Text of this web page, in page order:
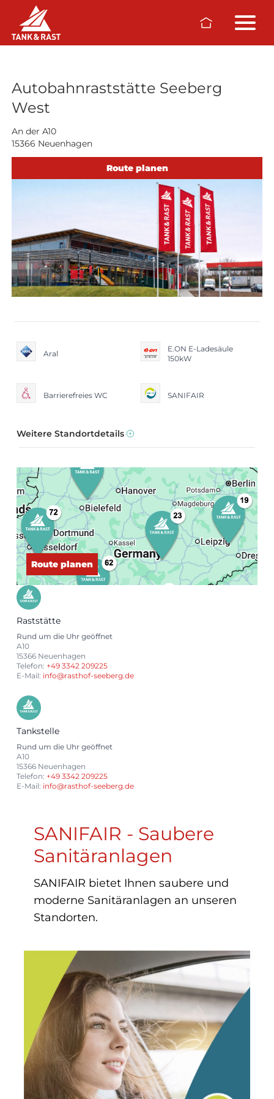
Skip to main content
Raststätten
Autobahnraststätte Seeberg
West
An der A10
15366 Neuenhagen
Route planen
Aral
E.ON E-Ladesäule
150kW
Barrierefreies WC SANIFAIR
Weitere Standortdetails
Route planen
Raststätte
Rund um die Uhr geöffnet
A10
15366 Neuenhagen
Telefon: +49 3342 209225
E-Mail: info@rasthof-seeberg.de
Tankstelle
Rund um die Uhr geöffnet
A10
15366 Neuenhagen
Telefon: +49 3342 209225
E-Mail: info@rasthof-seeberg.de
SANIFAIR - Saubere
Sanitäranlagen
SANIFAIR bietet Ihnen saubere und
moderne Sanitäranlagen an unseren
Standorten.